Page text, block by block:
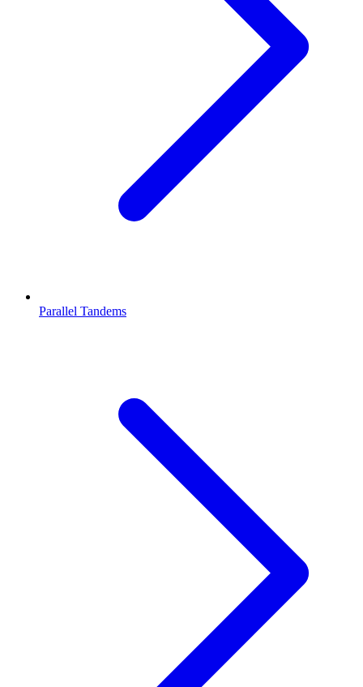
Parallel Tandems